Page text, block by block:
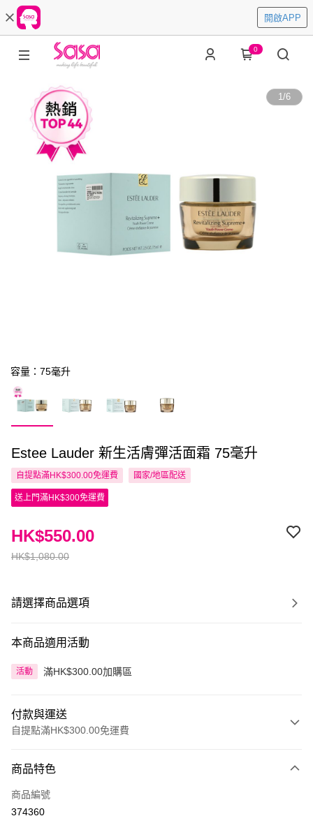
開啟APP
0
1/6
容量：75毫升
Estee Lauder 新生活膚彈活面霜 75毫升
自提點滿HK$300.00免運費 國家/地區配送
送上門滿HK$300免運費
HK$1,080.00
HK$550.00
請選擇商品選項
本商品適用活動
活動 滿HK$300.00加購區
付款與運送
自提點滿HK$300.00免運費
信用卡
Apple Pay
商品特色
商品編號
374360